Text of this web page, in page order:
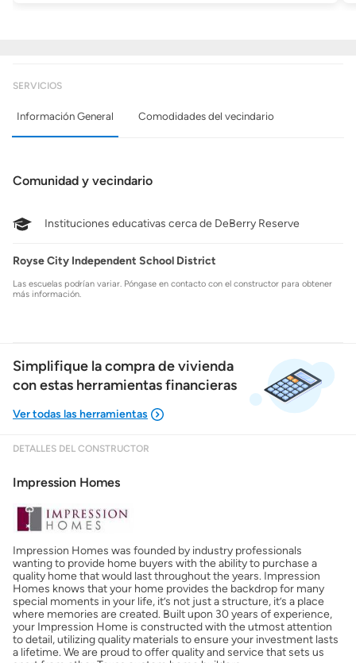
SERVICIOS
Información General Comodidades del vecindario
Comunidad y vecindario
Instituciones educativas cerca de DeBerry Reserve
Royse City Independent School District
Las escuelas podrían variar. Póngase en contacto con el constructor para obtener
más información.
Simplifique la compra de vivienda
con estas herramientas financieras
Costos casa nueva vs. usada
Obtener mi puntaje de crédito
Calcular mi hipoteca
Obtener Aprobación Previa
DETALLES DEL CONSTRUCTOR
Impression Homes
Impression Homes was founded by industry professionals
wanting to provide home buyers with the ability to purchase a
quality home that would last throughout the years. Impression
Homes knows that your home provides the backdrop for many
special moments in your life, it’s not just a structure, it’s a place
where memories are created. Built upon 30 years of experience,
your Impression Home is constructed with the utmost attention
to detail, utilizing quality materials to ensure your investment lasts
a lifetime. We are proud to offer quality and service that sets us